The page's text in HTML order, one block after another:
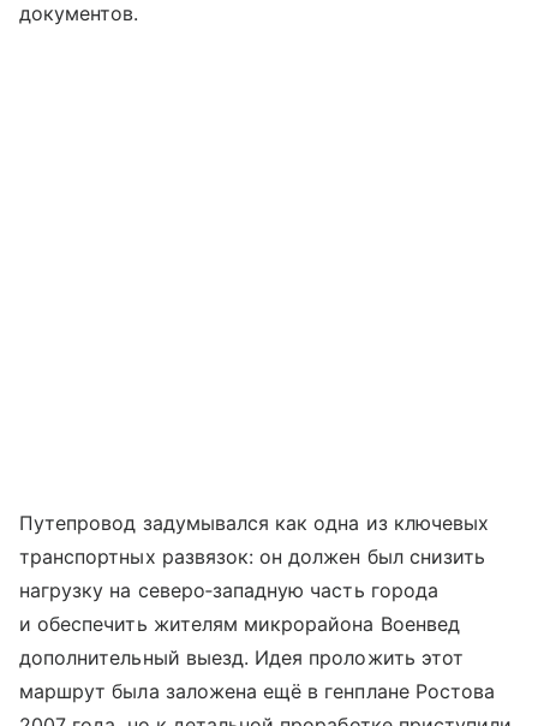
документов.
Путепровод задумывался как одна из ключевых
транспортных развязок: он должен был снизить
нагрузку на северо‑западную часть города
и обеспечить жителям микрорайона Военвед
дополнительный выезд. Идея проложить этот
маршрут была заложена ещё в генплане Ростова